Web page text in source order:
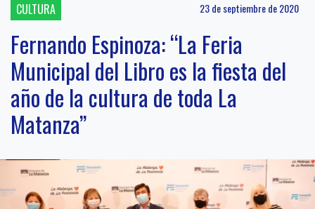
CULTURA 23 de septiembre de 2020
Fernando Espinoza: “La Feria
Municipal del Libro es la fiesta del
año de la cultura de toda La
Matanza”